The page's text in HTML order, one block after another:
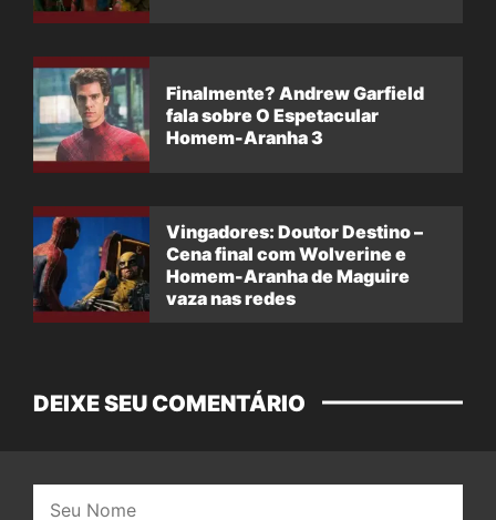
Finalmente? Andrew Garfield
fala sobre O Espetacular
Homem-Aranha 3
Vingadores: Doutor Destino –
Cena final com Wolverine e
Homem-Aranha de Maguire
vaza nas redes
DEIXE SEU COMENTÁRIO